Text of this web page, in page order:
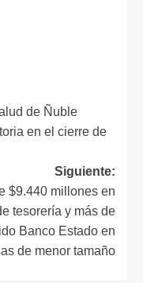
de Ñuble
en el cierre de
Siguiente:
$9.440 millones en
tesorería y más de
Banco Estado en
de menor tamaño